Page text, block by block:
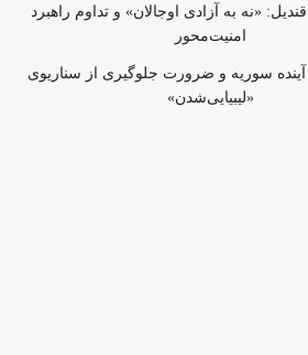
قندیل: «نه به آزادی اوجالان» و تداوم راهبرد
امنیت‌محور
آینده سوریه و ضرورت جلوگیری از سناریوی
«لیبیایی‌شدن»